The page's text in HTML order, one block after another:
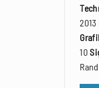
2013
10
Rand